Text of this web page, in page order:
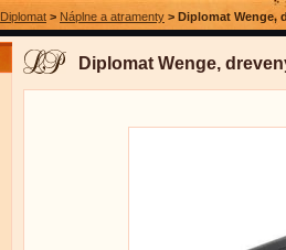
Diplomat > Náplne a atramenty > Diplomat Wenge,
Diplomat Wenge,